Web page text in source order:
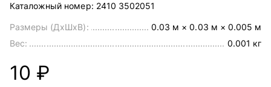
Каталожный номер: 2410 3502051
Размеры (ДхШхВ):
0.03 м × 0.03 м × 0.005 м
Вес:
0.001 кг
10 ₽